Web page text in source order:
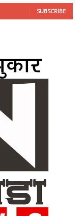
SUBSCRIBE